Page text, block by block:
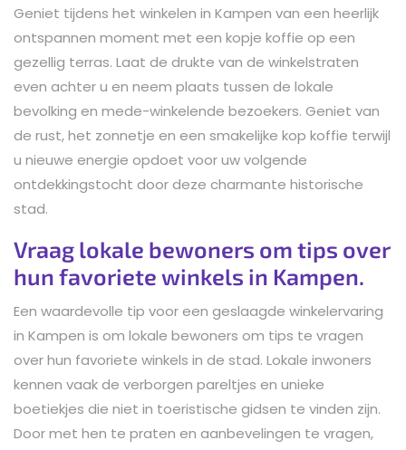
Geniet tijdens het winkelen in Kampen van een heerlijk
ontspannen moment met een kopje koffie op een
gezellig terras. Laat de drukte van de winkelstraten
even achter u en neem plaats tussen de lokale
bevolking en mede-winkelende bezoekers. Geniet van
de rust, het zonnetje en een smakelijke kop koffie terwijl
u nieuwe energie opdoet voor uw volgende
ontdekkingstocht door deze charmante historische
stad.
Vraag lokale bewoners om tips over
hun favoriete winkels in Kampen.
Een waardevolle tip voor een geslaagde winkelervaring
in Kampen is om lokale bewoners om tips te vragen
over hun favoriete winkels in de stad. Lokale inwoners
kennen vaak de verborgen pareltjes en unieke
boetiekjes die niet in toeristische gidsen te vinden zijn.
Door met hen te praten en aanbevelingen te vragen,